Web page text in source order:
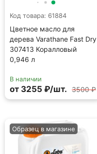
Код товара: 61884
Цветное масло для
дерева Varathane Fast Dry
307413 Коралловый
0,946 л
В наличии
от 3255 ₽/шт. 3500 ₽
Образец в магазине